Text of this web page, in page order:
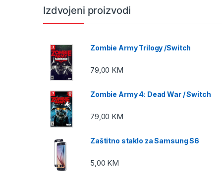
Izdvojeni proizvodi
Zombie Army Trilogy /Switch
79,00 KM
Zombie Army 4: Dead War / Switch
79,00 KM
Zaštitno staklo za Samsung S6
5,00 KM